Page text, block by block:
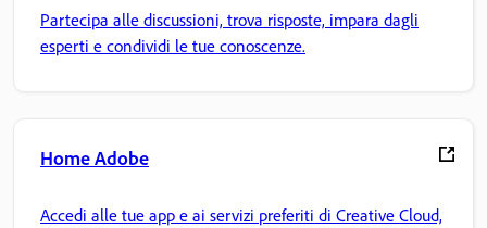
Partecipa alle discussioni, trova risposte, impara dagli
esperti e condividi le tue conoscenze.
Home Adobe
Accedi alle tue app e ai servizi preferiti di Creative Cloud,